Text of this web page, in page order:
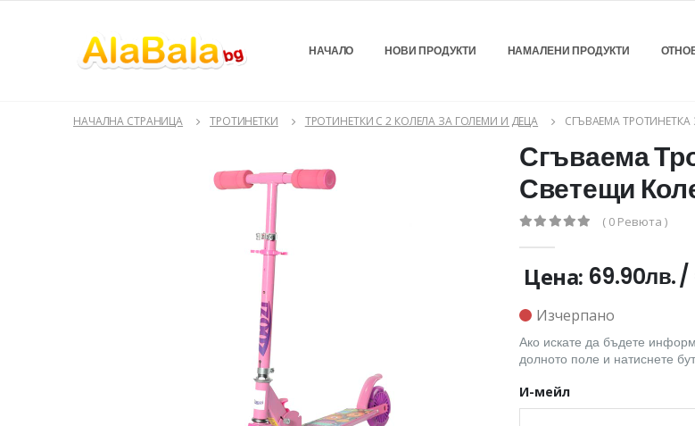
НАЧАЛО НОВИ ПРОДУКТИ НАМАЛЕНИ ПРОДУКТИ
НАЧАЛНА СТРАНИЦА ТРОТИНЕТКИ ТРОТИНЕТКИ С 2 КОЛЕЛА ЗА ГОЛЕМИ И ДЕЦА СГЪВАЕМА
Сгъваема
Светещи
( 0 Ревюта )
Цена: 69.90лв./
Изчерпано
Ако искате да бъдете
долното поле и натиснете
И-мейл